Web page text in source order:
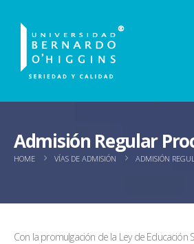
Admisión Regular
HOME VÍAS DE ADMISIÓN ADMISIÓN
Con la promulgación de la Ley de Educación